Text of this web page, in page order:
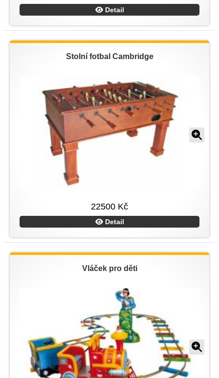
Detail
Stolní fotbal Cambridge
22500 Kč
Detail
Vláček pro děti